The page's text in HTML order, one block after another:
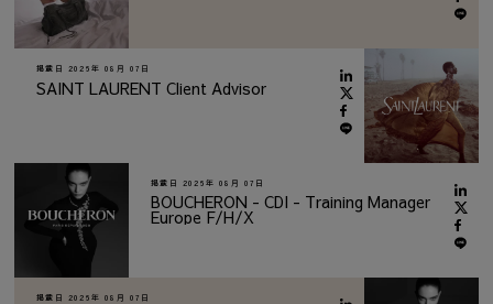
掲載日 2026年 08月 07日
SAINT LAURENT Client Advisor
掲載日 2026年 08月 07日
BOUCHERON - CDI - Training Manager
Europe F/H/X
掲載日 2026年 08月 07日